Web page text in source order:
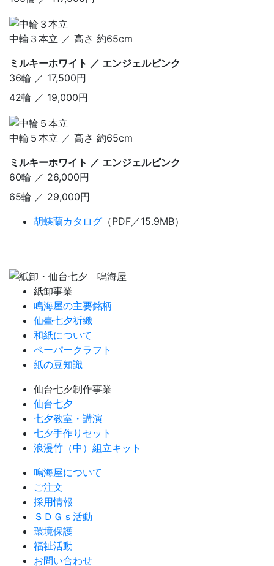
中輪３本立 ／ 高さ 約65cm
ミルキーホワイト ／ エンジェルピンク
36輪 ／ 17,500円
42輪 ／ 19,000円
中輪５本立 ／ 高さ 約65cm
ミルキーホワイト ／ エンジェルピンク
60輪 ／ 26,000円
65輪 ／ 29,000円
胡蝶蘭カタログ （PDF／15.9MB）
紙卸事業
鳴海屋の主要銘柄
仙臺七夕祈織
和紙について
ペーパークラフト
紙の豆知識
仙台七夕制作事業
仙台七夕
七夕教室・講演
七夕手作りセット
浪漫竹（中）組立キット
鳴海屋について
ご注文
採用情報
ＳＤＧｓ活動
環境保護
福祉活動
お問い合わせ